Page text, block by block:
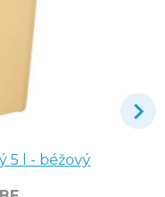
5 l - béžový